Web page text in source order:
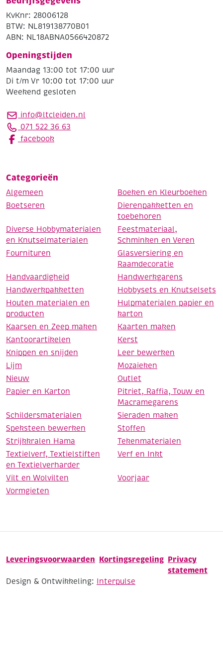
KvKnr: 28006128
BTW: NL819138770B01
ABN: NL18ABNA0566420872
Openingstijden
Maandag 13:00 tot 17:00 uur
Di t/m Vr 10:00 tot 17:00 uur
Weekend gesloten
info@ltcleiden.nl
071 522 36 63
facebook
Categorieën
Algemeen
Boeken en Kleurboeken
Boetseren
Dierenpakketten en
toebehoren
Diverse Hobbymaterialen
en Knutselmaterialen
Feestmateriaal,
Schminken en Veren
Fournituren
Glasversiering en
Raamdecoratie
Handvaardigheid
Handwerkgarens
Handwerkpakketten
Hobbysets en Knutselsets
Houten materialen en
producten
Hulpmaterialen papier en
karton
Kaarsen en Zeep maken
Kaarten maken
Kantoorartikelen
Kerst
Knippen en snijden
Leer bewerken
Lijm
Mozaieken
Nieuw
Outlet
Papier en Karton
Pitriet, Raffia, Touw en
Macramegarens
Schildersmaterialen
Sieraden maken
Speksteen bewerken
Stoffen
Strijkkralen Hama
Tekenmaterialen
Textielverf, Textielstiften
en Textielverharder
Verf en Inkt
Vilt en Wolvilten
Voorjaar
Vormgieten
Leveringsvoorwaarden Kortingsregeling Privacy
statement
Design & Ontwikkeling: Interpulse